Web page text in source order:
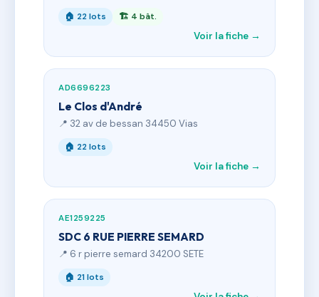
🏠 22 lots 🏗 4 bât.
Voir la fiche →
AD6696223
Le Clos d'André
📍 32 av de bessan 34450 Vias
🏠 22 lots
Voir la fiche →
AE1259225
SDC 6 RUE PIERRE SEMARD
📍 6 r pierre semard 34200 SETE
🏠 21 lots